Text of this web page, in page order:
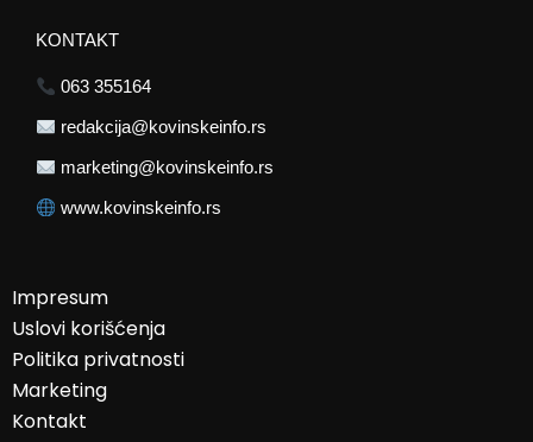
KONTAKT
063 355164
redakcija@kovinskeinfo.rs
marketing@kovinskeinfo.rs
www.kovinskeinfo.rs
Impresum
Uslovi korišćenja
Politika privatnosti
Marketing
Kontakt